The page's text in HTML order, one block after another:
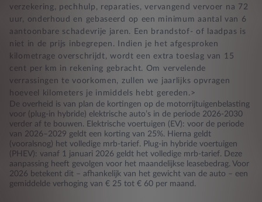
verzekering, pechhulp, reparaties, vervangend vervoer na 72
uur, onderhoud en gebaseerd op een minimum aantal van 6
aantoonbare schadevrije jaren. Een brandstof- of laadpas is
niet in de prijs inbegrepen. Indien je het afgesproken
kilometrage overschrijdt, wordt een extra toeslag van 15
cent per km in rekening gebracht. Om vervelende
verrassingen te voorkomen, zullen we jaarlijks opvragen
hoeveel kilometers je inmiddels hebt gereden.>
De overheid is van plan de kortingen op de motorrijtuigenbelasting
voor (plug-in hybride) elektrische auto’s in de periode 2026-2030
verder af te bouwen. Elektrische voertuigen (EV): voor de periode
van 2026–2029 geldt een korting van 25%. Hierna geldt
(vooralsnog) het volledige mrb-tarief. Plug-in hybride voertuigen
(PHEV): vanaf 1 januari 2026 geldt het volledige mrb-tarief. Deze
aanpassing heeft gevolgen voor het maandelijkse leasebedrag. Voor
2026 betekent dit – afhankelijk van het gewicht van de auto – een
gemiddelde verhoging van € 25 tot € 60 per maand.